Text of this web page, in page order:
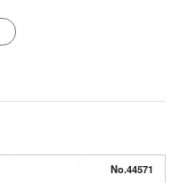
No.44571